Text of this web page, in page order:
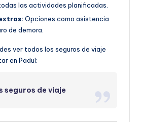
las actividades planificadas.
Opciones como asistencia
de demora.
ver todos los seguros de viaje
en Padul:
seguros de viaje